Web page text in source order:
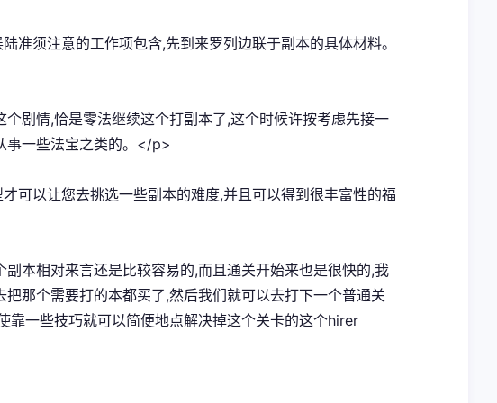
须注意的工作项包含,先到来罗列边联于副本的具体材料。
剧情,恰是零法继续这个打副本了,这个时候许按考虑先接一
事一些法宝之类的。</p>
可以让您去挑选一些副本的难度,并且可以得到很丰富性的福
本相对来言还是比较容易的,而且通关开始来也是很快的,我
那个需要打的本都买了,然后我们就可以去打下一个普通关
靠一些技巧就可以简便地点解决掉这个关卡的这个hirer